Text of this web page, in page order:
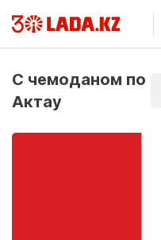
С чемоданом по
Актау